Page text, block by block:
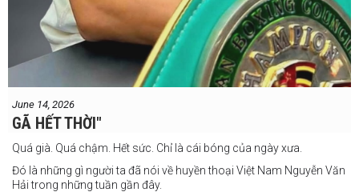
June 14, 2026
GÃ HẾT THỜI"
Quá già. Quá chậm. Hết sức. Chỉ là cái bóng của ngày xưa.
Đó là những gì người ta đã nói về huyền thoại Việt Nam Nguyễn Văn
Hải trong những tuần gần đây.